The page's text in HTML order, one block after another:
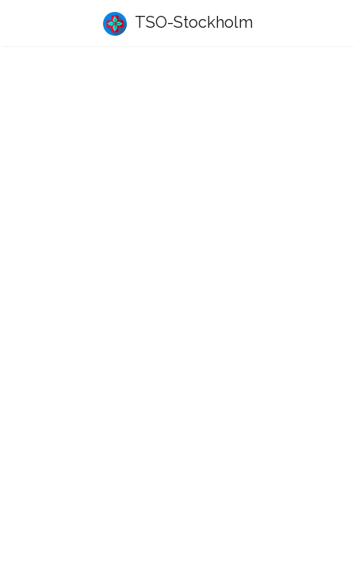
TSO-Stockholm